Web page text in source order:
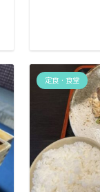
定食・食堂